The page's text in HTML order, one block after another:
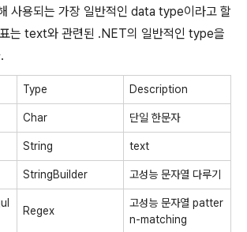
사용되는 가장 일반적인 data type이라고 할
는 text와 관련된 .NET의 일반적인 type을
Type Description
Char 단일 한문자
String text
StringBuilder 고성능 문자열 다루기
Regex
고성능 문자열 patter
n-matching